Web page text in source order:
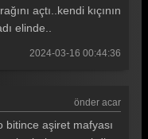
açtı..kendi kıçının
elinde..
2024-03-16 00:44:36
önder acar
bitince aşiret mafyası